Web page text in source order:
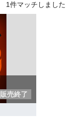
1件マッチしました
販売終了